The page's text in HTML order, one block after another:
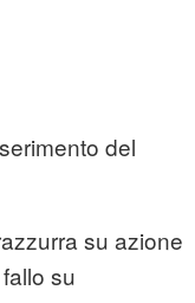
del
su azione
su